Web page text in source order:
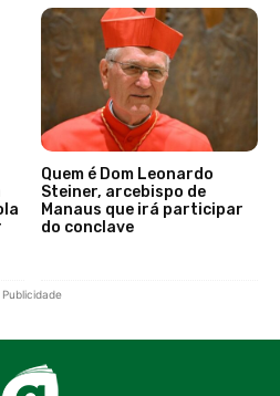
Quem é Dom Leonardo
Steiner, arcebispo de
Manaus que irá participar
do conclave
Publicidade